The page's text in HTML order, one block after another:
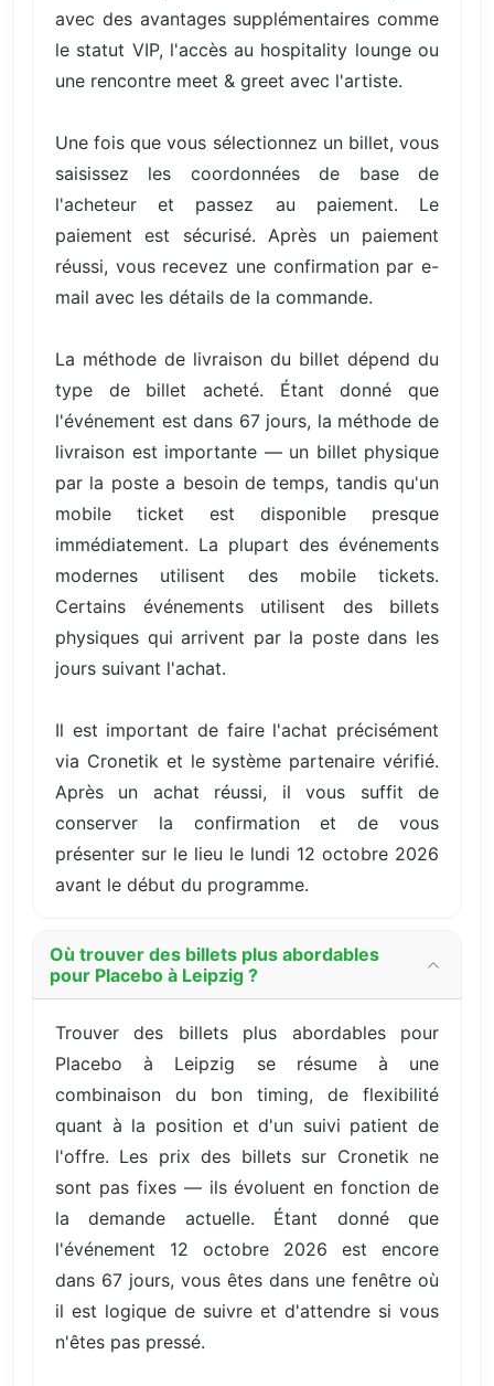
avec des avantages supplémentaires comme
le statut VIP, l'accès au hospitality lounge ou
une rencontre meet & greet avec l'artiste.
Une fois que vous sélectionnez un billet, vous
saisissez les coordonnées de base de
l'acheteur et passez au paiement. Le
paiement est sécurisé. Après un paiement
réussi, vous recevez une confirmation par e-
mail avec les détails de la commande.
La méthode de livraison du billet dépend du
type de billet acheté. Étant donné que
l'événement est dans 67 jours, la méthode de
livraison est importante — un billet physique
par la poste a besoin de temps, tandis qu'un
mobile ticket est disponible presque
immédiatement. La plupart des événements
modernes utilisent des mobile tickets.
Certains événements utilisent des billets
physiques qui arrivent par la poste dans les
jours suivant l'achat.
Il est important de faire l'achat précisément
via Cronetik et le système partenaire vérifié.
Après un achat réussi, il vous suffit de
conserver la confirmation et de vous
présenter sur le lieu le lundi 12 octobre 2026
avant le début du programme.
Où trouver des billets plus abordables
pour Placebo à Leipzig ?
Trouver des billets plus abordables pour
Placebo à Leipzig se résume à une
combinaison du bon timing, de flexibilité
quant à la position et d'un suivi patient de
l'offre. Les prix des billets sur Cronetik ne
sont pas fixes — ils évoluent en fonction de
la demande actuelle. Étant donné que
l'événement 12 octobre 2026 est encore
dans 67 jours, vous êtes dans une fenêtre où
il est logique de suivre et d'attendre si vous
n'êtes pas pressé.